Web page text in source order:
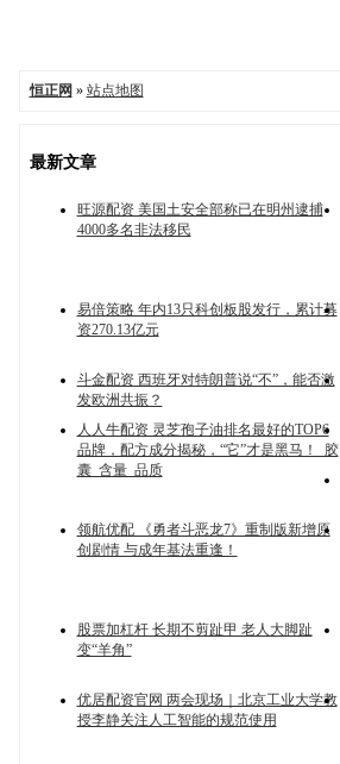
恒正网 » 站点地图
最新文章
旺源配资 美国土安全部称已在明州逮捕
4000多名非法移民
易倍策略 年内13只科创板股发行，累计募
资270.13亿元
斗金配资 西班牙对特朗普说“不”，能否激
发欧洲共振？
人人牛配资 灵芝孢子油排名最好的TOP6
品牌，配方成分揭秘，“它”才是黑马！_胶
囊_含量_品质
领航优配 《勇者斗恶龙7》重制版新增原
创剧情 与成年基法重逢！
股票加杠杆 长期不剪趾甲 老人大脚趾
变“羊角”
优居配资官网 两会现场｜北京工业大学教
授李静关注人工智能的规范使用